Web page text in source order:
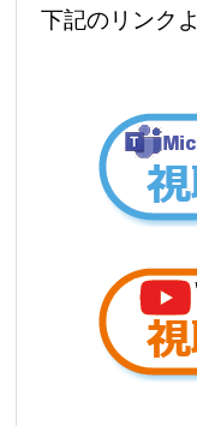
下記のリンク